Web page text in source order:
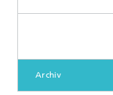
Archiv